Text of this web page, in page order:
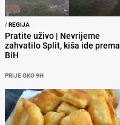
/REGIJA
Pratite uživo | Nevrijeme
zahvatilo Split, kiša ide prema
BiH
PRIJE OKO 9H